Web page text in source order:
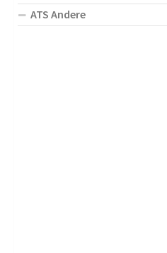
ATS Andere